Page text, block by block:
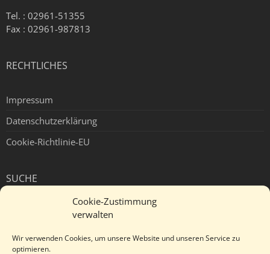
Cookie-Zustimmung
verwalten
Wir verwenden Cookies, um unsere Website und unseren Service zu
optimieren.
Tel. : 02961-51355
Fax : 02961-987813
RECHTLICHES
Impressum
Datenschutzerklärung
Cookie-Richtlinie-EU
SUCHE
INSTAGRAM